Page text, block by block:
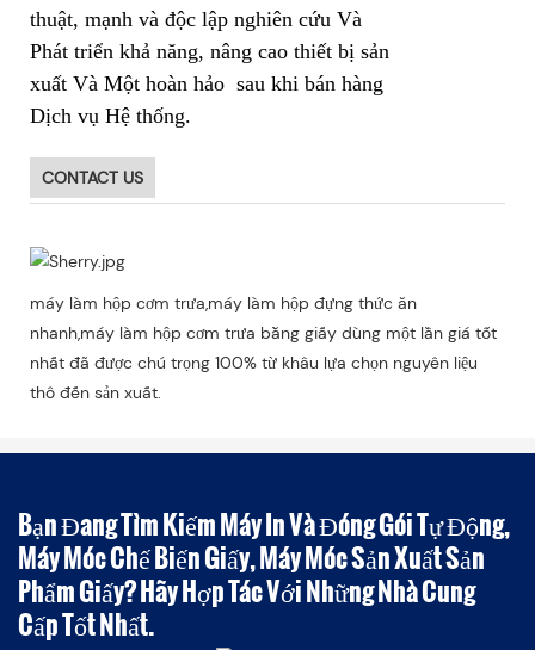
thuật, mạnh và độc lập nghiên cứu Và
Phát triển khả năng, nâng cao thiết bị sản
xuất Và Một hoàn hảo sau khi bán hàng
Dịch vụ Hệ thống.
CONTACT US
máy làm hộp cơm trưa,máy làm hộp đựng thức ăn
nhanh,máy làm hộp cơm trưa bằng giấy dùng một lần giá tốt
nhất đã được chú trọng 100% từ khâu lựa chọn nguyên liệu
thô đến sản xuất.
Bạn Đang Tìm Kiếm Máy In Và Đóng Gói Tự Động,
Máy Móc Chế Biến Giấy, Máy Móc Sản Xuất Sản
Phẩm Giấy? Hãy Hợp Tác Với Những Nhà Cung
Cấp Tốt Nhất.